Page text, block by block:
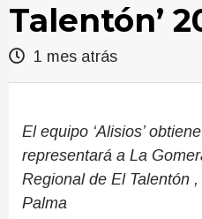
Talentón’
1 mes atrás
El equipo ‘Alisios’
representará a La
Regional de El Talentón
Palma